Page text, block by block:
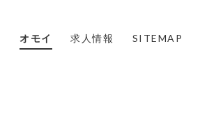
オモイ 求人情報 SITEMAP